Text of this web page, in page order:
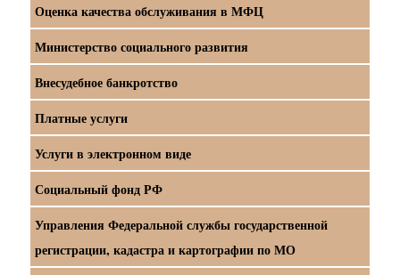
Оценка качества обслуживания в МФЦ
Министерство социального развития
Внесудебное банкротство
Платные услуги
Услуги в электронном виде
Социальный фонд РФ
Управления Федеральной службы государственной
регистрации, кадастра и картографии по МО